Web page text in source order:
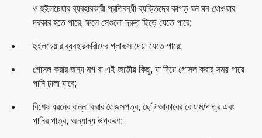
ও হুইলচেয়ার ব্যবহারকারী প্রতিবন্ধী ব্যক্তিদের কাপড় ঘন ঘন ধোওয়ার
দরকার হতে পারে, ফলে সেগুলো দ্রুত ছিড়ে যেতে পারে;
হুইলচেয়ার ব্যবহারকারীদের গ্লাভস দেয়া যেতে পারে;
গোসল করার জন্য মগ বা এই জাতীয় কিছু, যা দিয়ে গোসল করার সময় গায়ে
পানি ঢালা যাবে;
বিশেষ ধরনের রান্না করার তৈজসপত্র, ছোট আকারের বোয়াম/পাত্র এবং
পানির পাত্র, অন্যান্য উপকরণ;